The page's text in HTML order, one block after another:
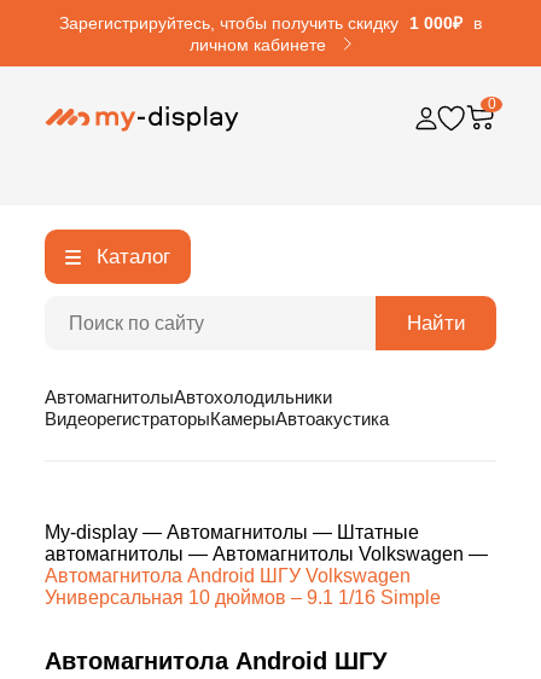
Зарегистрируйтесь, чтобы получить скидку 1 000₽
в
личном кабинете
0
Каталог
Найти
АвтомагнитолыАвтохолодильники
ВидеорегистраторыКамерыАвтоакустика
My-display — Автомагнитолы — Штатные
автомагнитолы — Автомагнитолы Volkswagen —
Автомагнитола Android ШГУ Volkswagen
Универсальная 10 дюймов – 9.1 1/16 Simple
Автомагнитола Android ШГУ